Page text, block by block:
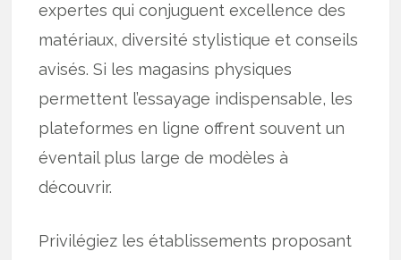
expertes qui conjuguent excellence des
matériaux, diversité stylistique et conseils
avisés. Si les magasins physiques
permettent l’essayage indispensable, les
plateformes en ligne offrent souvent un
éventail plus large de modèles à
découvrir.
Privilégiez les établissements proposant